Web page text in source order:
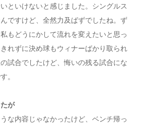
といけないと感じました。シングルス
ですけど、全然力及ばずでしたね。ず
もどうにかして流れを変えたいと思っ
れずに決め球もウィナーばかり取られ
試合でしたけど、悔いの残る試合にな
。
が
な内容じゃなかったけど、ベンチ帰っ